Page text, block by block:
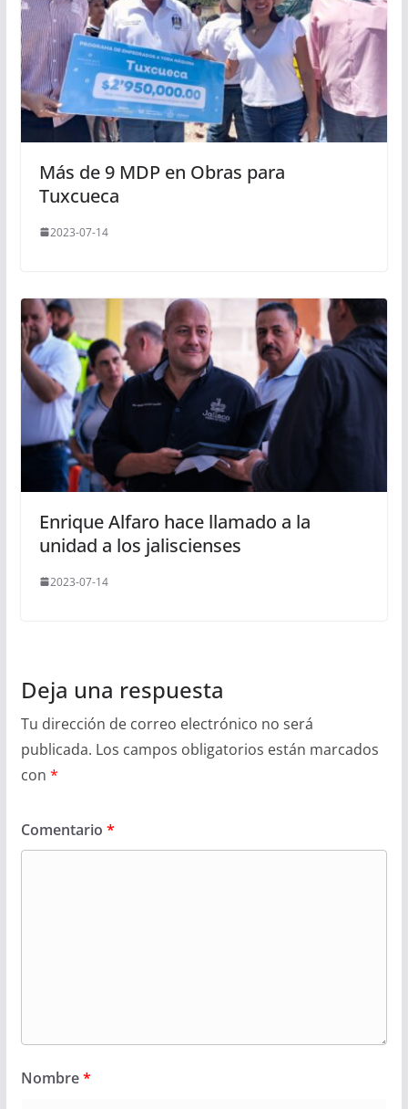
Más de 9 MDP en Obras para
Tuxcueca
2023-07-14
Enrique Alfaro hace llamado a la
unidad a los jaliscienses
2023-07-14
Deja una respuesta
Tu dirección de correo electrónico no será
publicada. Los campos obligatorios están marcados
con *
Comentario *
Nombre*